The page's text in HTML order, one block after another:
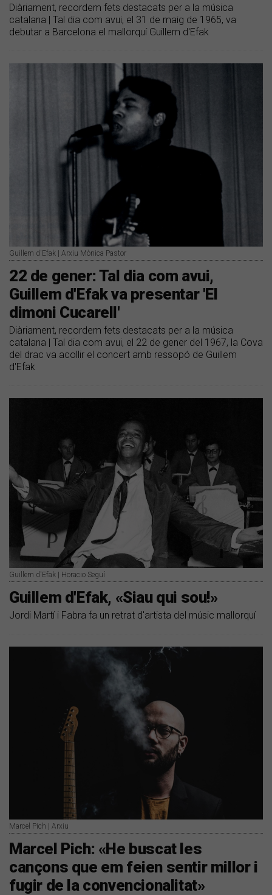
Diàriament, recordem fets destacats per a la música
catalana | Tal dia com avui, el 31 de maig de 1965, va
debutar a Barcelona el mallorquí Guillem d'Efak
Guillem d'Efak | Arxiu Mònica Pastor
22 de gener: Tal dia com avui,
Guillem d'Efak va presentar 'El
dimoni Cucarell'
Diàriament, recordem fets destacats per a la música
catalana | Tal dia com avui, el 22 de gener del 1967, la Cova
del drac va acollir el concert amb ressopó de Guillem
d'Efak
Guillem d'Efak | Horacio Seguí
Guillem d'Efak, «Siau qui sou!»
Jordi Martí i Fabra fa un retrat d'artista del músic mallorquí
Marcel Pich | Arxiu
Marcel Pich: «He buscat les
cançons que em feien sentir millor i
fugir de la convencionalitat»